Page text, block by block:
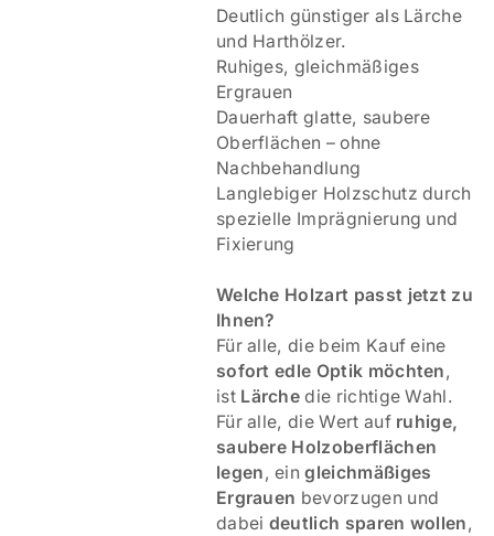
Deutlich günstiger als Lärche
und Harthölzer.
Ruhiges, gleichmäßiges
Ergrauen
Dauerhaft glatte, saubere
Oberflächen – ohne
Nachbehandlung
Langlebiger Holzschutz durch
spezielle Imprägnierung und
Fixierung
Welche Holzart passt jetzt zu
Ihnen?
Für alle, die beim Kauf eine
sofort edle Optik möchten,
ist Lärchedie richtige Wahl.
Für alle, die Wert auf ruhige,
saubere Holzoberflächen
legen, eingleichmäßiges
Ergrauen bevorzugen und
dabei deutlich sparen wollen,